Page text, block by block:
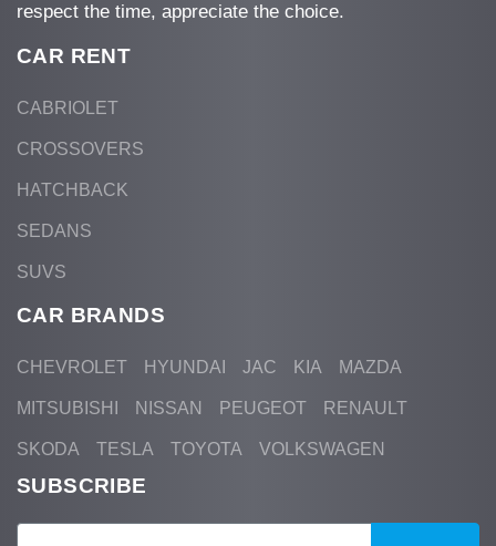
respect the time, appreciate the choice.
CAR RENT
CABRIOLET
CROSSOVERS
HATCHBACK
SEDANS
SUVS
CAR BRANDS
CHEVROLET HYUNDAI JAC KIA MAZDA
MITSUBISHI NISSAN PEUGEOT RENAULT
SKODA TESLA TOYOTA VOLKSWAGEN
SUBSCRIBE